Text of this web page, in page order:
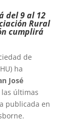
del 9 al 12
Rural
cumplirá
de
ha
José
últimas
publicada en